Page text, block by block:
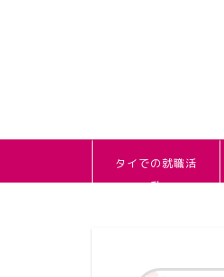
タイでの就職活
動